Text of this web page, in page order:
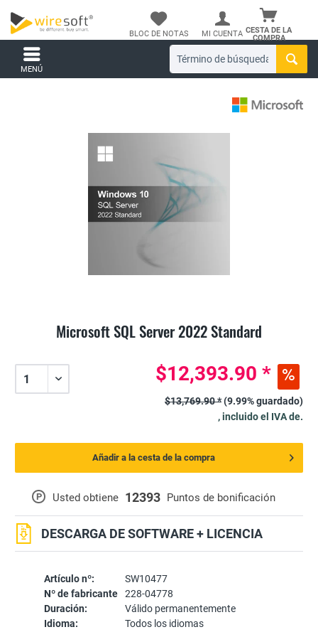
CESTA DE LA
COMPRA
BLOC DE NOTAS MI CUENTA
MENÚ
Microsoft SQL Server 2022 Standard
Artículo nº:
SW10477
Nº de fabricante
228-04778
Duración:
Válido permanentemente
Idioma:
Todos los idiomas
P Usted obtiene 12393 Puntos de bonificación
DESCARGA DE SOFTWARE + LICENCIA
$12,393.90 *
$13,769.90 *(9.99% guardado)
, incluido el IVA de.
Añadir a la cesta de la compra